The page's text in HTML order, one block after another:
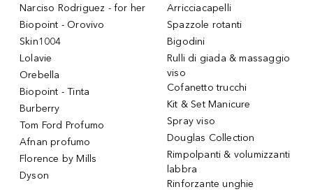
Narciso Rodriguez - for her
Biopoint - Orovivo
Skin1004
Lolavie
Orebella
Biopoint - Tinta
Burberry
Tom Ford Profumo
Afnan profumo
Florence by Mills
Dyson
Arricciacapelli
Spazzole rotanti
Bigodini
Rulli di giada & massaggio
viso
Cofanetto trucchi
Kit & Set Manicure
Spray viso
Douglas Collection
Rimpolpanti & volumizzanti
labbra
Rinforzante unghie